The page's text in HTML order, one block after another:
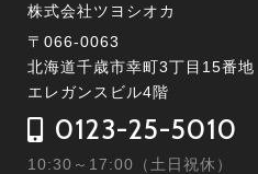
株式会社ツヨシオカ
〒066-0063
北海道千歳市幸町3丁目15番地
エレガンスビル4階
0123-25-5010
10:30～17:00（土日祝休）